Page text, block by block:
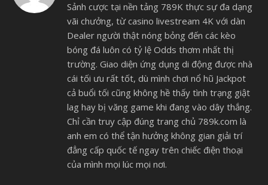
Sảnh cược tại nền tảng 789K thực sự đa dạng
vãi chưởng, từ casino livestream 4K với dàn
Dealer người thật nóng bỏng đến các kèo
bóng đá luôn có tỷ lệ Odds thơm nhất thị
trường. Giao diện ứng dụng di động được nhà
cái tối ưu rất tốt, dù mình chơi nổ hũ Jackpot
cả buổi tối cũng không hề thấy tình trạng giật
lag hay bị văng game khi đang vào dây thắng.
Chỉ cần truy cập đúng trang chủ 789k.com là
anh em có thể tận hưởng không gian giải trí
đẳng cấp quốc tế ngay trên chiếc điện thoại
của mình mọi lúc mọi nơi.